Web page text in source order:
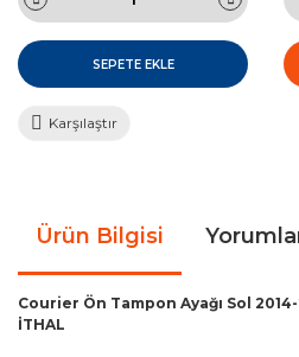
SEPETE EKLE
Karşılaştır
Ürün Bilgisi
Courier Ön Tampon Ayağı Sol
İTHAL